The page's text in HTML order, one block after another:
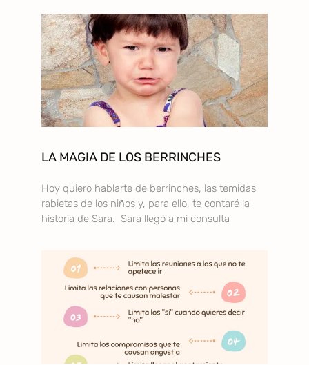
LA MAGIA DE LOS BERRINCHES
Hoy quiero hablarte de berrinches, las temidas
rabietas de los niños y, para ello, te contaré la
historia de Sara. Sara llegó a mi consulta